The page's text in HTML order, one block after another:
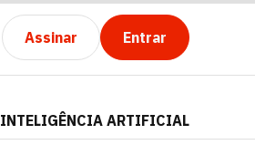
Assinar Entrar
INTELIGÊNCIA ARTIFICIAL